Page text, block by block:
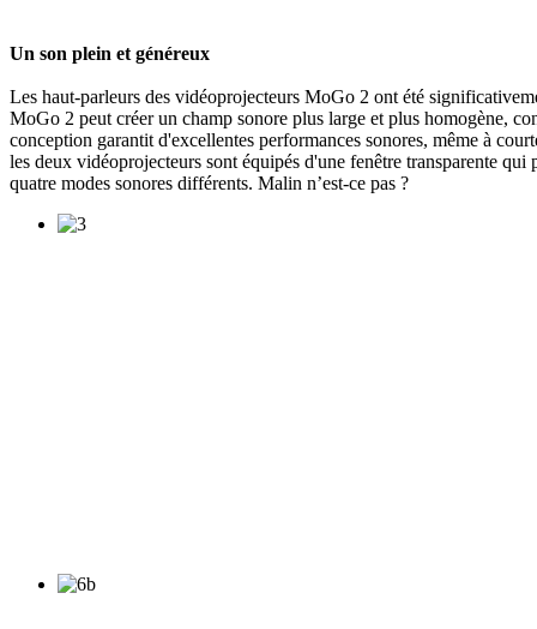
Un son plein et généreux
Les haut-parleurs des vidéoprojecteurs MoGo 2 ont été
MoGo 2 peut créer un champ sonore plus large et plus homogène,
conception garantit d'excellentes performances sonores, même à
les deux vidéoprojecteurs sont équipés d'une fenêtre transparente
quatre modes sonores différents. Malin n’est-ce pas ?